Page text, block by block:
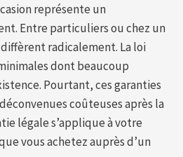
représente un
Entre particuliers ou chez un
radicalement. La loi
dont beaucoup
Pourtant, ces garanties
coûteuses après la
légale s’applique à votre
vous achetez auprès d’un